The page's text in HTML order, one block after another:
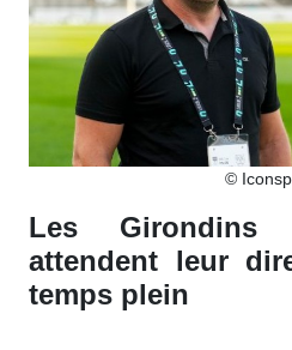
©
Les Girondins
attendent leur
temps plein